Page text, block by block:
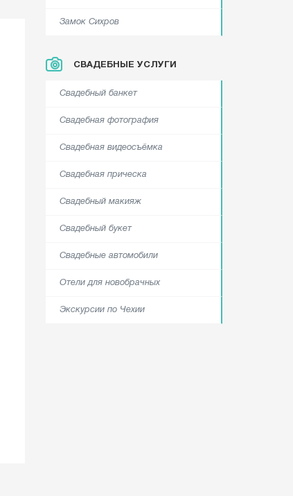
Замок Сихров
СВАДЕБНЫЕ УСЛУГИ
Свадебный банкет
Свадебная фотография
Свадебная видеосъёмка
Свадебная прическа
Свадебный макияж
Свадебный букет
Свадебные автомобили
Отели для новобрачных
Экскурсии по Чехии